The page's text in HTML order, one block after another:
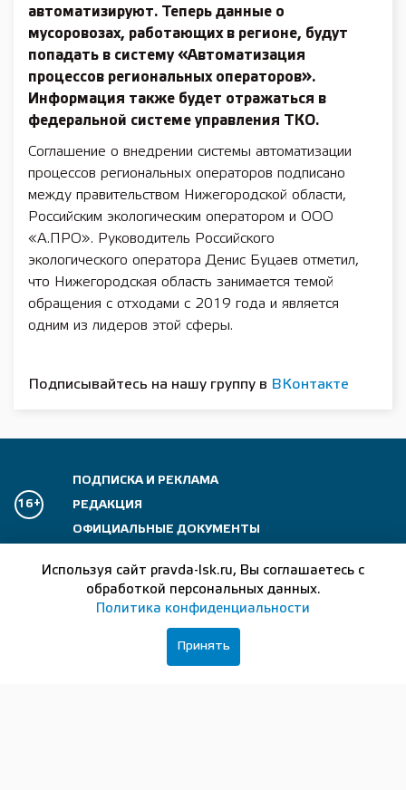
автоматизируют. Теперь данные о
мусоровозах, работающих в регионе, будут
попадать в систему «Автоматизация
процессов региональных операторов».
Информация также будет отражаться в
федеральной системе управления ТКО.
Соглашение о внедрении системы автоматизации
процессов региональных операторов подписано
между правительством Нижегородской области,
Российским экологическим оператором и ООО
«А.ПРО». Руководитель Российского
экологического оператора Денис Буцаев отметил,
что Нижегородская область занимается темой
обращения с отходами с 2019 года и является
одним из лидеров этой сферы.
Подписывайтесь на нашу группу в ВКонтакте
16+
ПОДПИСКА И РЕКЛАМА
РЕДАКЦИЯ
ОФИЦИАЛЬНЫЕ ДОКУМЕНТЫ
Сетевое издание: Лысково-медиа
Отдел рекламы: +7 (83149) 5-15-24
+7 (83149) 5-13-24
+7 (83149) 5-14-24
Используя сайт pravda-lsk.ru, Вы соглашаетесь с
обработкой персональных данных.
Политика конфиденциальности
Принять